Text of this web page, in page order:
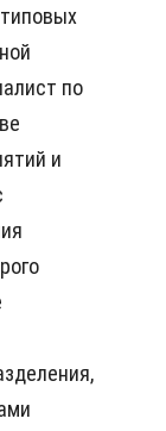
по
и